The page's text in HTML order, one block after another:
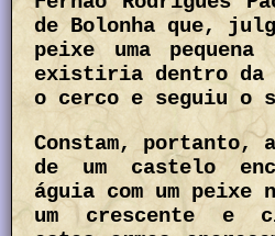
de Bolonha que,
peixe uma
existiria dentro da
o cerco e seguiu o
Constam, portanto,
de um castelo
águia com um peixe
um crescente e